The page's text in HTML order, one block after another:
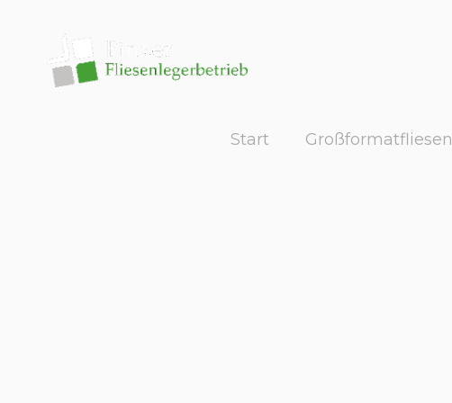
Start Großformatfliesen